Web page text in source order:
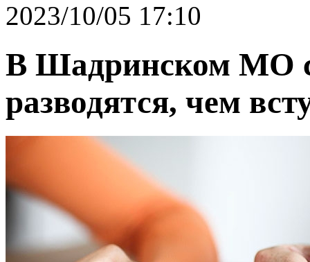
2023/10/05 17:10
В Шадринском МО
разводятся, чем